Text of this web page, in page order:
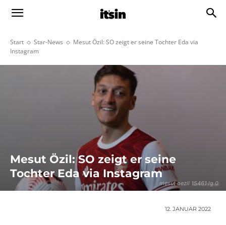
Start Star-News
Mesut Özil: SO zeigt er seine Tochter Eda via
Instagram
mesut oezil 15461 lg 0
Mesut Özil: SO zeigt er seine
Tochter Eda via Instagram
12. JANUAR 2022